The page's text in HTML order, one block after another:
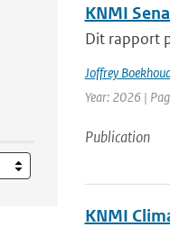
KNMI
Dit rapport
Joffrey
Year: 2026 |
Publication
KNMI